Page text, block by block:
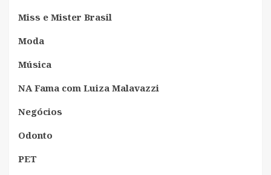
Miss e Mister Brasil
Moda
Música
NA Fama com Luiza Malavazzi
Negócios
Odonto
PET